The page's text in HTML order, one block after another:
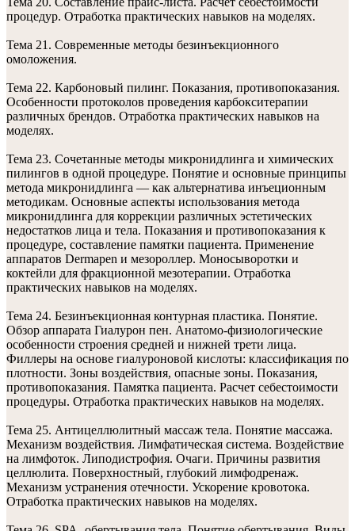
процедур. Отработка практических навыков на моделях.
Тема 21. Современные методы безинъекционного
омоложения.
Тема 22. Карбоновый пилинг. Показания, противопоказания.
Особенности протоколов проведения карбокситерапии
различных брендов. Отработка практических навыков на
моделях.
Тема 23. Сочетанные методы микронидлинга и химических
пилингов в одной процедуре. Понятие и основные принципы
метода микронидлинга — как альтернатива инъеционным
методикам. Основные аспекты использования метода
микронидлинга для коррекции различных эстетических
недостатков лица и тела. Показания и противопоказания к
процедуре, составление памятки пациента. Применение
аппаратов Dermapen и мезороллер. Моносыворотки и
коктейли для фракционной мезотерапии. Отработка
практических навыков на моделях.
Тема 24. Безинъекционная контурная пластика. Понятие.
Обзор аппарата Гиалурон пен. Анатомо-физиологические
особенности строения средней и нижней трети лица.
Филлеры на основе гиалуроновой кислоты: классификация по
плотности. Зоны воздействия, опасные зоны. Показания,
противопоказания. Памятка пациента. Расчет себестоимости
процедуры. Отработка практических навыков на моделях.
Тема 25. Антицеллюлитный массаж тела. Понятие массажа.
Механизм воздействия. Лимфатическая система. Воздействие
на лимфоток. Липодистрофия. Очаги. Причины развития
целлюлита. Поверхностный, глубокий лимфодренаж.
Механизм устранения отечности. Ускорение кровотока.
Отработка практических навыков на моделях.